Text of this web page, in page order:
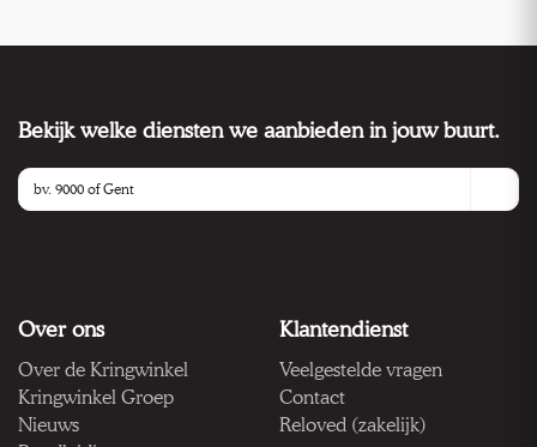
Bekijk welke diensten we aanbieden in jouw buurt.
Over ons
Over de Kringwinkel
Kringwinkel Groep
Nieuws
Klantendienst
Veelgestelde vragen
Contact
Reloved (zakelijk)